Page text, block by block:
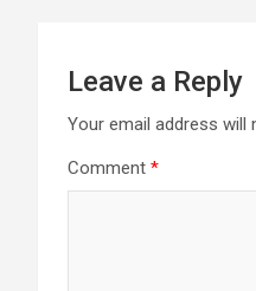
Leave a Reply
Your email address will
Comment *